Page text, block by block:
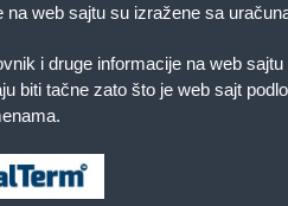
na web sajtu su izražene sa
i druge informacije na web sajtu
biti tačne zato što je web sajt